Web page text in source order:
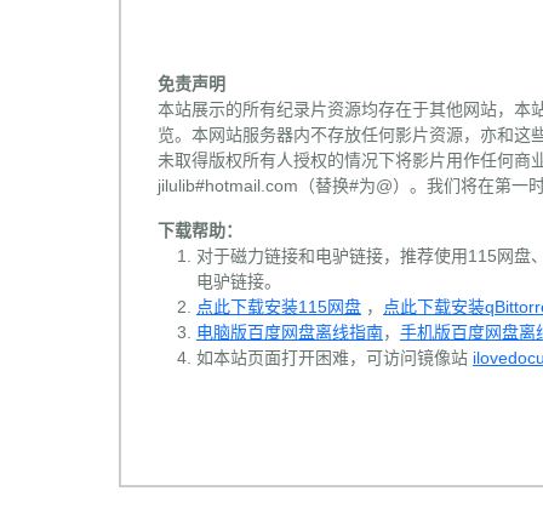
免责声明
本站展示的所有纪录片资源均存在于其他网站，本
览。本网站服务器内不存放任何影片资源，亦和
未取得版权所有人授权的情况下将影片用作任何
jilulib#hotmail.com（替换#为@）。我们将在第一
下载帮助：
对于磁力链接和电驴链接，推荐使用115网盘
电驴链接。
点此下载安装115网盘 ，
点此下载安装
电脑版百度网盘离线指南， 手机版百度网盘离
如本站页面打开困难，可访问镜像站